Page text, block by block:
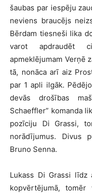
šaubas par iespēju
neviens braucējs
Bērdam tiesneši lika
varot apdraudēt
apmeklējumam Verņē
tā, nonāca arī aiz
par 1 apli ilgāk.
devās drošības
Schaeffler” komanda
pozīciju Di Grassi,
norādījumus. Divus
Bruno Senna.
Lukass Di Grassi līdz
kopvērtējumā,